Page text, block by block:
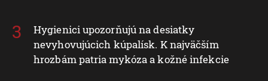
Hygienici upozorňujú na desiatky
nevyhovujúcich kúpalísk. K najväčším
hrozbám patria mykóza a kožné infekcie